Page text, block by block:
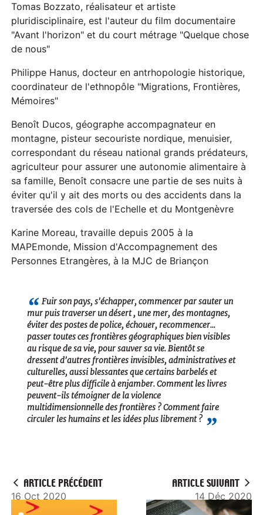
Tomas Bozzato, réalisateur et artiste
pluridisciplinaire, est l'auteur du film documentaire
"Avant l'horizon" et du court métrage "Quelque chose
de nous"
Philippe Hanus, docteur en antrhopologie historique,
coordinateur de l'ethnopôle "Migrations, Frontières,
Mémoires"
Benoît Ducos, géographe accompagnateur en
montagne, pisteur secouriste nordique, menuisier,
correspondant du réseau national grands prédateurs,
agriculteur pour assurer une autonomie alimentaire à
sa famille, Benoît consacre une partie de ses nuits à
éviter qu'il y ait des morts ou des accidents dans la
traversée des cols de l'Echelle et du Montgenèvre
Karine Moreau, travaille depuis 2005 à la
MAPEmonde, Mission d'Accompagnement des
Personnes Etrangères, à la MJC de Briançon
Fuir son pays, s'échapper, commencer par sauter un
mur puis traverser un désert , une mer, des montagnes,
éviter des postes de police, échouer, recommencer...
passer toutes ces frontières géographiques bien visibles
au risque de sa vie, pour sauver sa vie. Bientôt se
dressent d'autres frontières invisibles, administratives et
culturelles, aussi blessantes que certains barbelés et
peut-être plus difficile à enjamber. Comment les livres
peuvent-ils témoigner de la violence
multidimensionnelle des frontières ? Comment faire
circuler les humains et les idées plus librement ?
ARTICLE PRÉCÉDENT
16 Oct 2020
ARTICLE SUIVANT
14 Déc 2020